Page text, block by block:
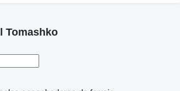
Tomashko